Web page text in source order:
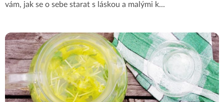
vám, jak se o sebe starat s láskou a malými k...